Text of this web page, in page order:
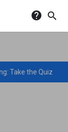
help search
Take the Quiz